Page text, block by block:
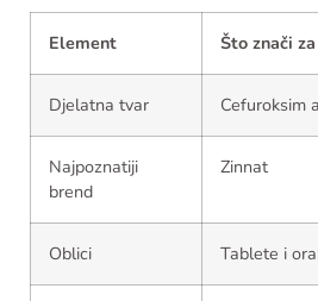
Element Što znači
Djelatna tvar Cefuroksim
Najpoznatiji
brend
Zinnat
Oblici Tablete i